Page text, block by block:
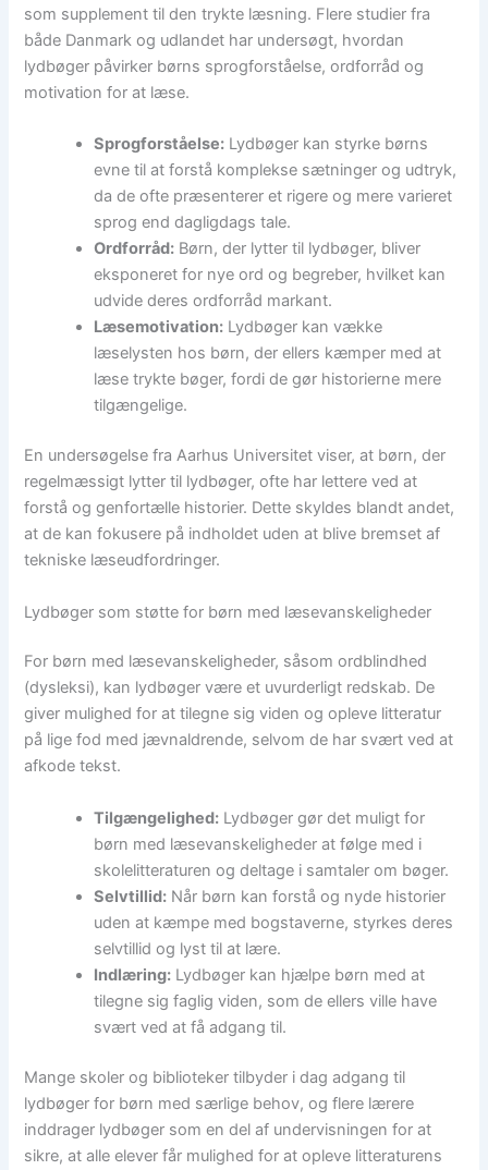
som supplement til den trykte læsning. Flere studier fra
både Danmark og udlandet har undersøgt, hvordan
lydbøger påvirker børns sprogforståelse, ordforråd og
motivation for at læse.
Sprogforståelse: Lydbøger kan styrke børns
evne til at forstå komplekse sætninger og udtryk,
da de ofte præsenterer et rigere og mere varieret
sprog end dagligdags tale.
Ordforråd: Børn, der lytter til lydbøger, bliver
eksponeret for nye ord og begreber, hvilket kan
udvide deres ordforråd markant.
Læsemotivation: Lydbøger kan vække
læselysten hos børn, der ellers kæmper med at
læse trykte bøger, fordi de gør historierne mere
tilgængelige.
En undersøgelse fra Aarhus Universitet viser, at børn, der
regelmæssigt lytter til lydbøger, ofte har lettere ved at
forstå og genfortælle historier. Dette skyldes blandt andet,
at de kan fokusere på indholdet uden at blive bremset af
tekniske læseudfordringer.
Lydbøger som støtte for børn med læsevanskeligheder
For børn med læsevanskeligheder, såsom ordblindhed
(dysleksi), kan lydbøger være et uvurderligt redskab. De
giver mulighed for at tilegne sig viden og opleve litteratur
på lige fod med jævnaldrende, selvom de har svært ved at
afkode tekst.
Tilgængelighed: Lydbøger gør det muligt for
børn med læsevanskeligheder at følge med i
skolelitteraturen og deltage i samtaler om bøger.
Selvtillid: Når børn kan forstå og nyde historier
uden at kæmpe med bogstaverne, styrkes deres
selvtillid og lyst til at lære.
Indlæring: Lydbøger kan hjælpe børn med at
tilegne sig faglig viden, som de ellers ville have
svært ved at få adgang til.
Mange skoler og biblioteker tilbyder i dag adgang til
lydbøger for børn med særlige behov, og flere lærere
inddrager lydbøger som en del af undervisningen for at
sikre, at alle elever får mulighed for at opleve litteraturens